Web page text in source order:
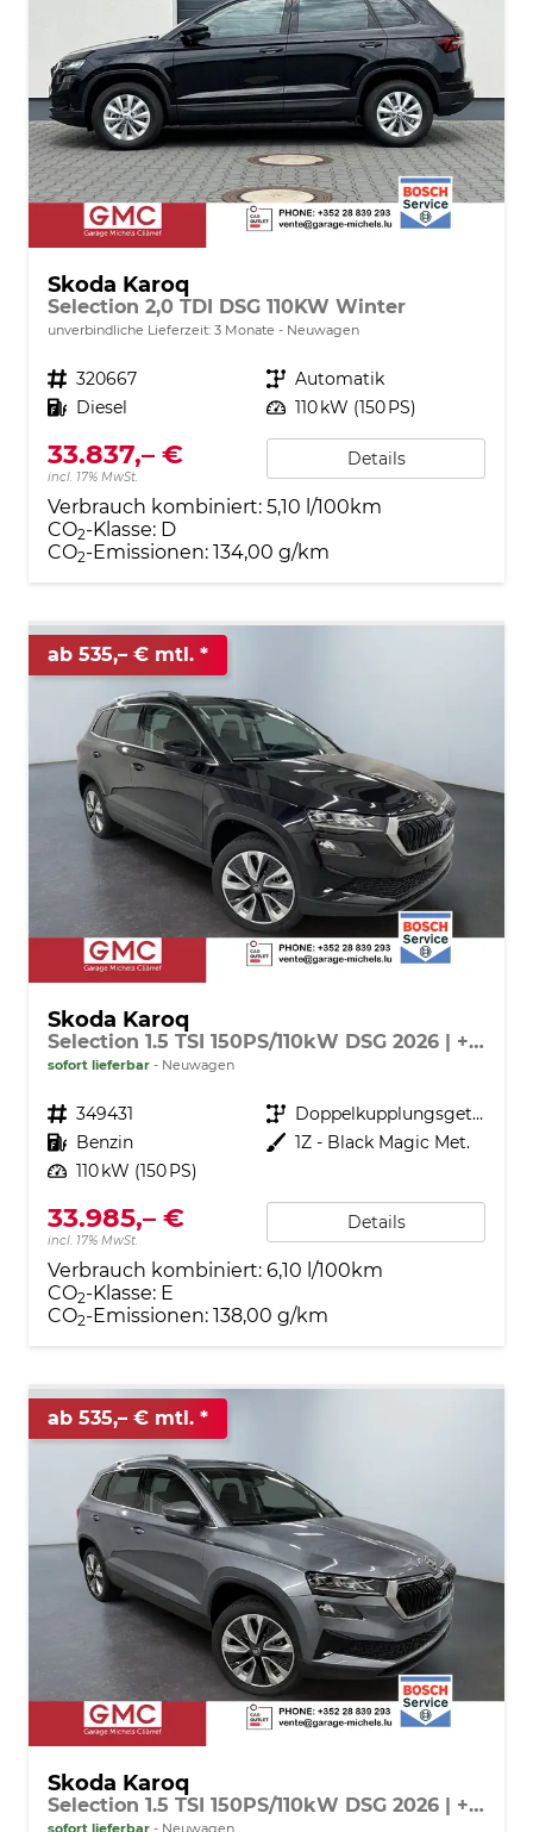
Skoda Karoq
Selection 2,0 TDI DSG 110KW Winter
unverbindliche Lieferzeit: 3 Monate Neuwagen
Fahrzeugnr. 320667 Getriebe Automatik
Kraftstoff Diesel Leistung 110 kW (150 PS)
33.837,– €
incl. 17% MwSt.
Details
Verbrauch kombiniert: 5,10 l/100km
CO2-Klasse: D
CO2-Emissionen: 134,00 g/km
ab 535,– € mtl.
Skoda Karoq
Selection 1.5 TSI 150PS/110kW DSG 2026 | +AHK +TravelAssist +RFK & Parksensoren
sofort lieferbar Neuwagen
Fahrzeugnr. 349431 Getriebe
Doppelkupplungsgetriebe (DSG)
Kraftstoff Benzin Außenfarbe 1Z - Black Magic Met.
Leistung 110 kW (150 PS)
33.985,– €
incl. 17% MwSt.
Details
Verbrauch kombiniert: 6,10 l/100km
CO2-Klasse: E
CO2-Emissionen: 138,00 g/km
ab 535,– € mtl.
Skoda Karoq
Selection 1.5 TSI 150PS/110kW DSG 2026 | +AHK +TravelAssist +RFK & Parksensoren
sofort lieferbar Neuwagen